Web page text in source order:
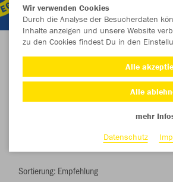
Herzlich Willkommen im
1900
Wir verwenden Cookies
Durch die Analyse der Besucherdaten
Inhalte anzeigen und unsere Website
zu den Cookies findest Du in den
Alle
Alle
mehr
Datenschutz